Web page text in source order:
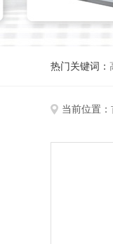
热门关键词：
当前位置：